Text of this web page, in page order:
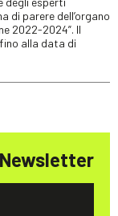
di parere dell’organo
2022-2024”. Il
alla data di